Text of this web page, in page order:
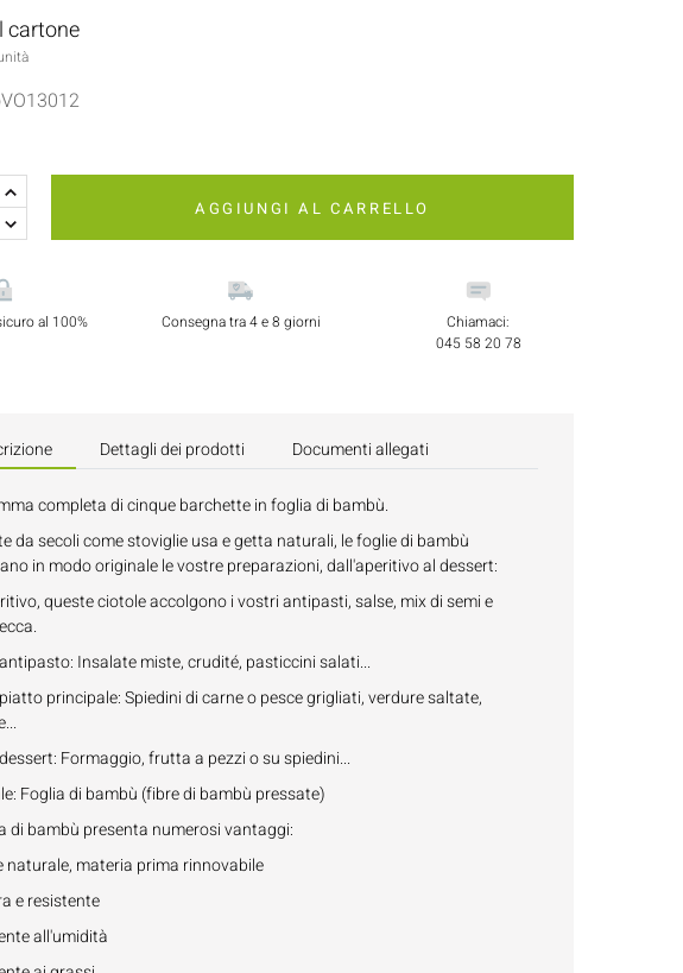
cartone
AGGIUNGI AL CARRELLO
al 100% Consegna tra 4 e 8 giorni
Chiamaci:
045 58 20 78
Dettagli dei prodotti Documenti allegati
completa di cinque barchette in foglia di bambù.
da secoli come stoviglie usa e getta naturali, le foglie di bambù
in modo originale le vostre preparazioni, dall'aperitivo al dessert:
queste ciotole accolgono i vostri antipasti, salse, mix di semi e
Insalate miste, crudité, pasticcini salati...
principale: Spiedini di carne o pesce grigliati, verdure saltate,
Formaggio, frutta a pezzi o su spiedini...
Foglia di bambù (fibre di bambù pressate)
di bambù presenta numerosi vantaggi:
naturale, materia prima rinnovabile
e resistente
all'umidità